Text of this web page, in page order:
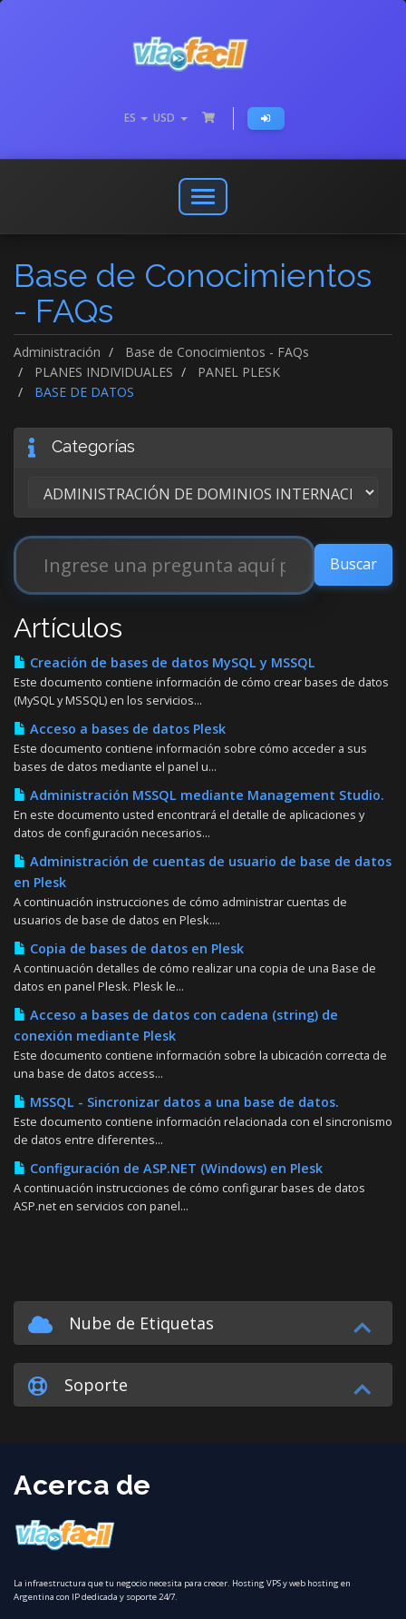
ES USD
Abrir
o
menú
de
Base de Conocimientos
- FAQs
Administración
Base de Conocimientos - FAQs
PLANES INDIVIDUALES
PANEL PLESK
BASE DE DATOS
Categorías
Artículos
Creación de bases de datos MySQL y MSSQL
Este documento contiene información de cómo crear bases de datos
(MySQL y MSSQL) en los servicios...
Acceso a bases de datos Plesk
Este documento contiene información sobre cómo acceder a sus
bases de datos mediante el panel u...
Administración MSSQL mediante Management Studio.
En este documento usted encontrará el detalle de aplicaciones y
datos de configuración necesarios...
Administración de cuentas de usuario de base de datos
en Plesk
A continuación instrucciones de cómo administrar cuentas de
usuarios de base de datos en Plesk....
Copia de bases de datos en Plesk
A continuación detalles de cómo realizar una copia de una Base de
datos en panel Plesk. Plesk le...
Acceso a bases de datos con cadena (string) de
conexión mediante Plesk
Este documento contiene información sobre la ubicación correcta de
una base de datos access...
MSSQL - Sincronizar datos a una base de datos.
Este documento contiene información relacionada con el sincronismo
de datos entre diferentes...
Configuración de ASP.NET (Windows) en Plesk
A continuación instrucciones de cómo configurar bases de datos
ASP.net en servicios con panel...
Nube de Etiquetas
Soporte
Acerca de
La infraestructura que tu negocio necesita para crecer. Hosting VPS y web hosting en
Argentina con IP dedicada y soporte 24/7.